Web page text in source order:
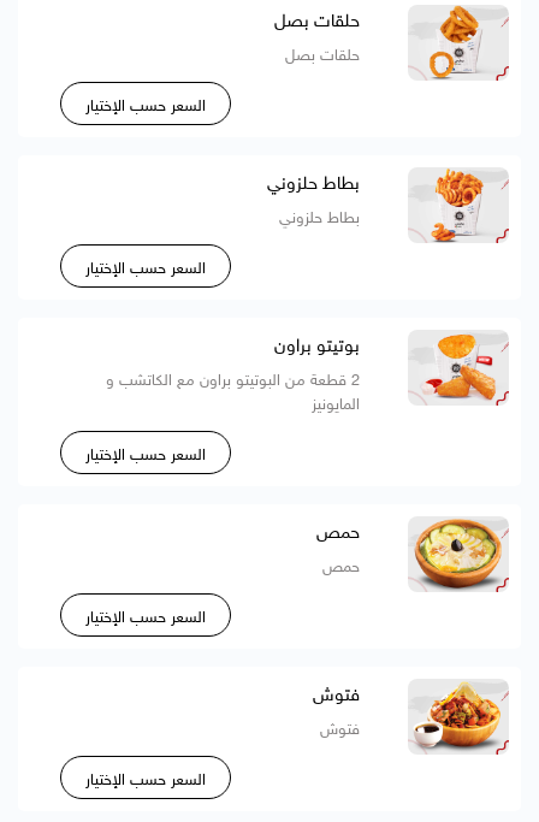
حلقات بصل
حلقات بصل
السعر حسب الإختيار
بطاط حلزوني
بطاط حلزوني
السعر حسب الإختيار
بوتيتو براون
2 قطعة من البوتيتو براون مع الكاتشب و
المايونيز
السعر حسب الإختيار
حمص
حمص
السعر حسب الإختيار
فتوش
فتوش
السعر حسب الإختيار